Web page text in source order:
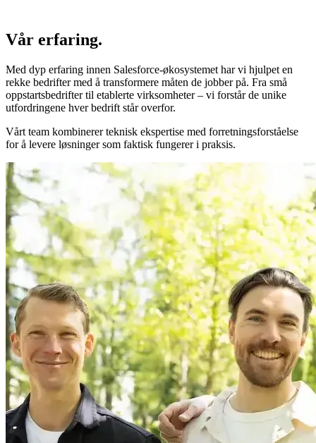
Vår erfaring.
Med dyp erfaring innen Salesforce-økosystemet har vi hjulpet en
rekke bedrifter med å transformere måten de jobber på. Fra små
oppstartsbedrifter til etablerte virksomheter – vi forstår de unike
utfordringene hver bedrift står overfor.
Vårt team kombinerer teknisk ekspertise med forretningsforståelse
for å levere løsninger som faktisk fungerer i praksis.